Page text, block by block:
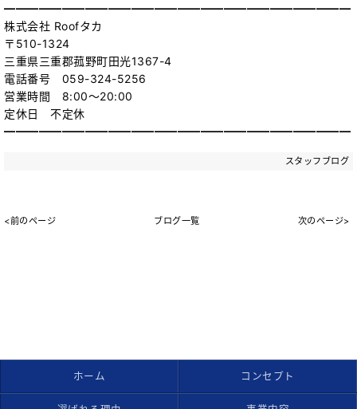
━━━━━━━━━━━━━━━━━━━━━━━━━━━━━━
株式会社 Roofタカ
〒510-1324
三重県三重郡菰野町田光1367-4
電話番号 059-324-5256
営業時間 8:00～20:00
定休日 不定休
━━━━━━━━━━━━━━━━━━━━━━━━━━━━━━
スタッフブログ
<前のページ ブログ一覧 次のページ>
ホーム コンセプト